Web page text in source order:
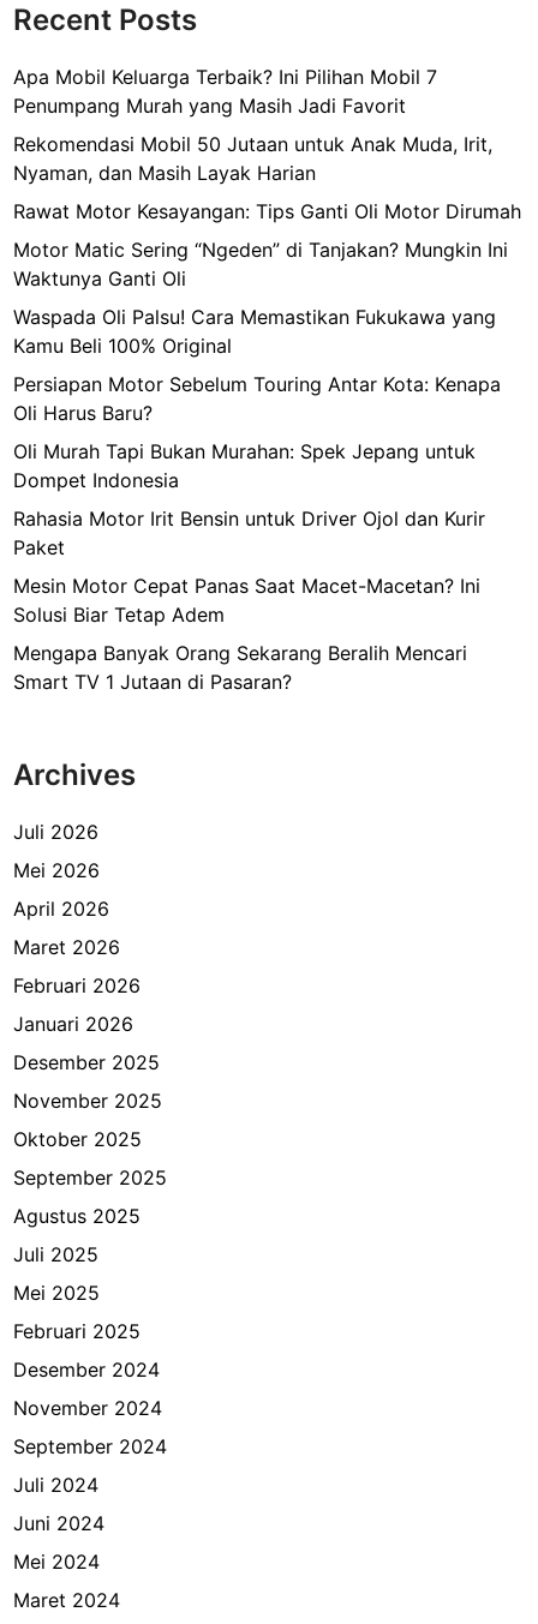
Recent Posts
Apa Mobil Keluarga Terbaik? Ini Pilihan Mobil 7
Penumpang Murah yang Masih Jadi Favorit
Rekomendasi Mobil 50 Jutaan untuk Anak Muda, Irit,
Nyaman, dan Masih Layak Harian
Rawat Motor Kesayangan: Tips Ganti Oli Motor Dirumah
Motor Matic Sering “Ngeden” di Tanjakan? Mungkin Ini
Waktunya Ganti Oli
Waspada Oli Palsu! Cara Memastikan Fukukawa yang
Kamu Beli 100% Original
Persiapan Motor Sebelum Touring Antar Kota: Kenapa
Oli Harus Baru?
Oli Murah Tapi Bukan Murahan: Spek Jepang untuk
Dompet Indonesia
Rahasia Motor Irit Bensin untuk Driver Ojol dan Kurir
Paket
Mesin Motor Cepat Panas Saat Macet-Macetan? Ini
Solusi Biar Tetap Adem
Mengapa Banyak Orang Sekarang Beralih Mencari
Smart TV 1 Jutaan di Pasaran?
Archives
Juli 2026
Mei 2026
April 2026
Maret 2026
Februari 2026
Januari 2026
Desember 2025
November 2025
Oktober 2025
September 2025
Agustus 2025
Juli 2025
Mei 2025
Februari 2025
Desember 2024
November 2024
September 2024
Juli 2024
Juni 2024
Mei 2024
Maret 2024